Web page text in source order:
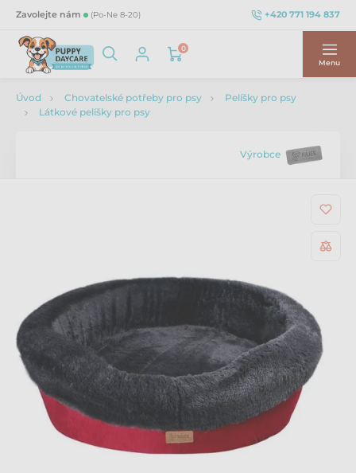
Zavolejte nám (Po-Ne 8-20) +420 771 194 837
0
Menu
Úvod Chovatelské potřeby pro psy
Pelíšky pro psy
Látkové pelíšky pro psy
Výrobce